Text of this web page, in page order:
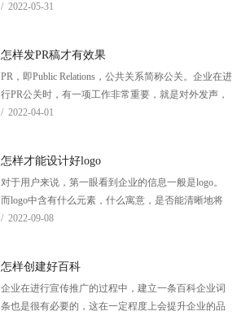
资源已经不容小觑，特别是二次元和游戏直播方面，
/ 2022-05-31
怎样发PR稿才有效果
PR，即Public Relations，公共关系简称公关。企业在进
行PR公关时，有一项工作非常重要，就是对外发声，
对外发声最主要的也是核心的渠道就是媒体。换句话
/ 2022-04-01
怎样才能设计好logo
对于用户来说，第一眼看到企业的信息一般是logo。
而logo中含有什么元素，什么寓意，是否能清晰地将
企业的品牌理念传达出去，能否能用户很深的印象，
/ 2022-09-08
怎样创建好百科
​企业在进行宣传推广的过程中，建立一条百科企业词
条也是很有必要的，这在一定程度上会提升企业的品